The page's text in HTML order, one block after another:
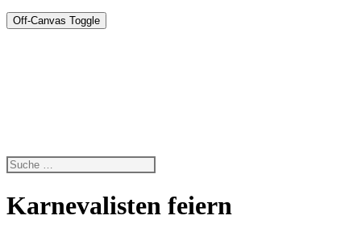
Off-Canvas Toggle
Karnevalisten feiern